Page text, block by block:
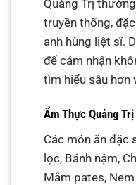
Quảng Trị
truyền thống,
anh hùng liệt sĩ.
để cảm nhận
tìm hiểu sâu hơn
Ẩm Thực Quảng Trị
Các món ăn đặc
lọc, Bánh nậm,
Mắm pates,